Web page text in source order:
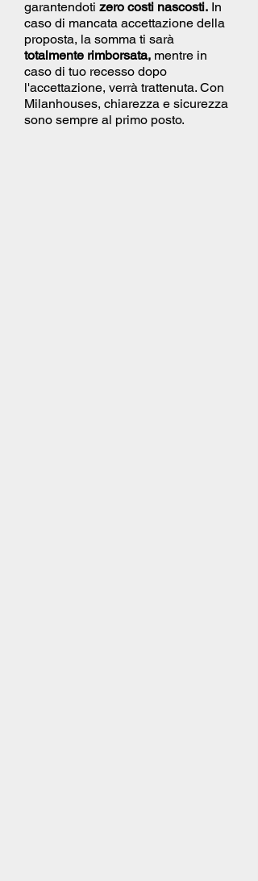
garantendoti zero costi nascosti. In
caso di mancata accettazione della
proposta, la somma ti sarà
totalmente rimborsata, mentre in
caso di tuo recesso dopo
l'accettazione, verrà trattenuta. Con
Milanhouses, chiarezza e sicurezza
sono sempre al primo posto.